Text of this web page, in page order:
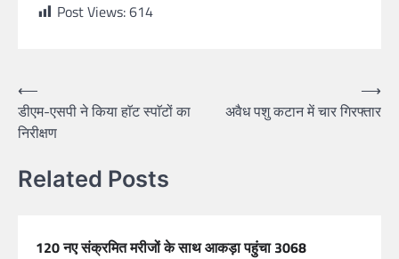
Post Views:614
⟵
डीएम-एसपी ने किया हाॅट स्पाॅटों का
निरीक्षण
अवैध पशु कटान में चार गिरफ्तार
⟶
Related Posts
120 नए संक्रमित मरीजों के साथ आकड़ा पहुंचा 3068